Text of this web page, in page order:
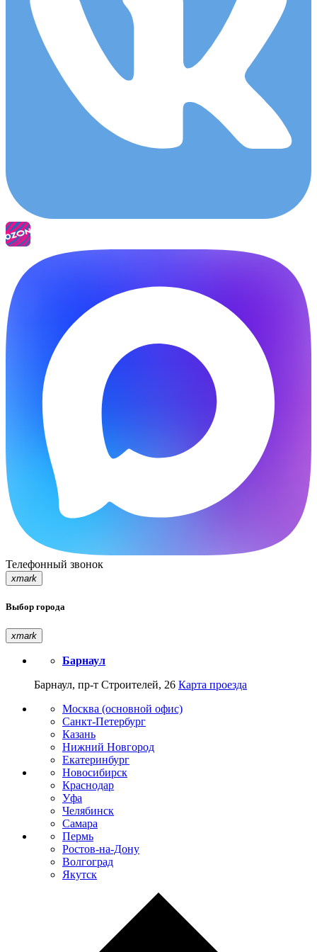
Телефонный звонок
xmark
Выбор города
xmark
Барнаул
Барнаул, пр-т Строителей, 26 Карта проезда
Москва (основной офис)
Санкт-Петербург
Казань
Нижний Новгород
Екатеринбург
Новосибирск
Краснодар
Уфа
Челябинск
Самара
Пермь
Ростов-на-Дону
Волгоград
Якутск